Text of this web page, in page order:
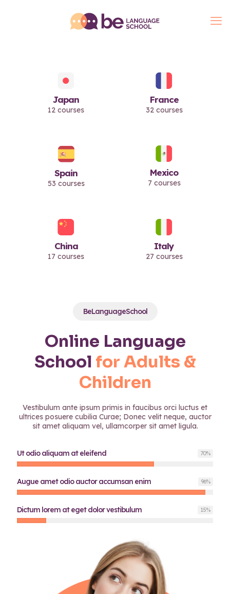
Japan
12 courses
France
32 courses
Spain
53 courses
Mexico
7 courses
China
17 courses
Italy
27 courses
BeLanguageSchool
Online Language
School for Adults &
Children
Vestibulum ante ipsum primis in faucibus orci luctus et
ultrices posuere cubilia Curae; Donec velit neque, auctor
sit amet aliquam vel, ullamcorper sit amet ligula.
Ut odio aliquam at eleifend 70%
Augue amet odio auctor accumsan enim 96%
Dictum lorem at eget dolor vestibulum 15%